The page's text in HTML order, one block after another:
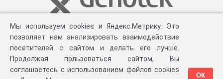
Мы используем cookies и Яндекс.Метрику. Это
позволяет нам анализировать взаимодействие
посетителей с сайтом и делать его лучше.
Продолжая пользоваться сайтом, Вы
соглашаетесь с использованием файлов cookies
ОК